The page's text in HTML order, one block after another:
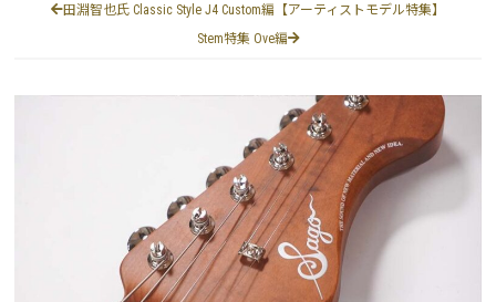
Stem特集 Ove編
田淵智也氏 Classic Style J4 Custom編【アーティストモデル特集】